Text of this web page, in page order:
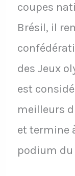
coupes
Brésil, il
des Jeux
est
meilleurs
et termine
podium du